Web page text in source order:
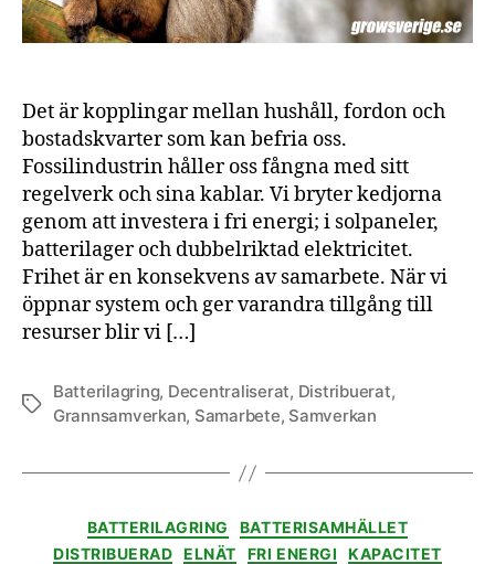
Det är kopplingar mellan hushåll, fordon och
bostadskvarter som kan befria oss.
Fossilindustrin håller oss fångna med sitt
regelverk och sina kablar. Vi bryter kedjorna
genom att investera i fri energi; i solpaneler,
batterilager och dubbelriktad elektricitet.
Frihet är en konsekvens av samarbete. När vi
öppnar system och ger varandra tillgång till
resurser blir vi […]
Etiketter
Batterilagring, Decentraliserat, Distribuerat,
Grannsamverkan, Samarbete, Samverkan
Kategorier
BATTERILAGRING
BATTERISAMHÄLLET
DISTRIBUERAD
ELNÄT FRI ENERGI
KAPACITET